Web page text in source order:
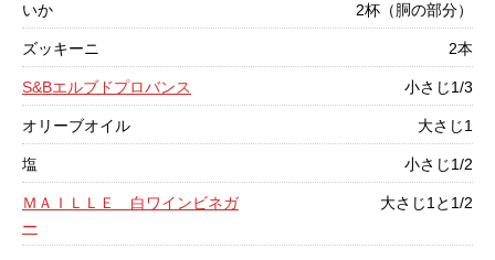
いか 2杯（胴の部分）
ズッキーニ 2本
S&Bエルブドプロバンス 小さじ1/3
オリーブオイル 大さじ1
塩 小さじ1/2
ＭＡＩＬＬＥ 白ワインビネガ
ー
大さじ1と1/2